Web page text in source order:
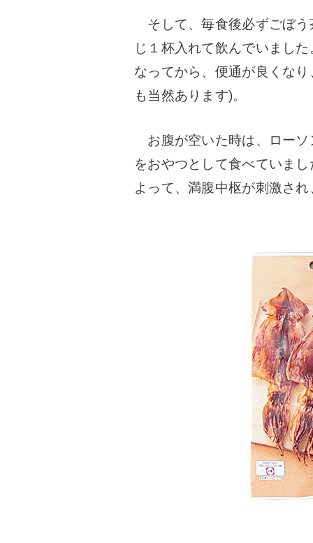
そして、毎食後必ずごぼう
じ１杯入れて飲んでいまし
なってから、便通が良くな
も当然あります)。
お腹が空いた時は、ローソ
をおやつとして食べていま
よって、満腹中枢が刺激さ